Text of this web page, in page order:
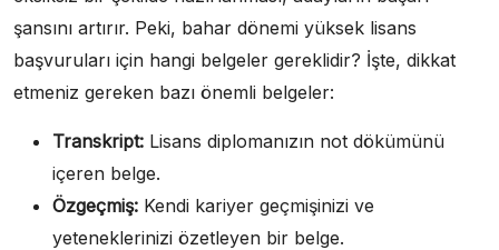
şansını artırır. Peki, bahar dönemi yüksek lisans
başvuruları için hangi belgeler gereklidir? İşte, dikkat
etmeniz gereken bazı önemli belgeler:
Transkript: Lisans diplomanızın not dökümünü
içeren belge.
Özgeçmiş: Kendi kariyer geçmişinizi ve
yeteneklerinizi özetleyen bir belge.